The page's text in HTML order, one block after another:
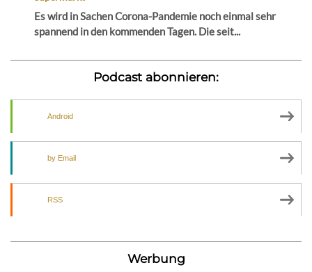
Es wird in Sachen Corona-Pandemie noch einmal sehr
spannend in den kommenden Tagen. Die seit...
Podcast abonnieren:
Android
by Email
RSS
Werbung